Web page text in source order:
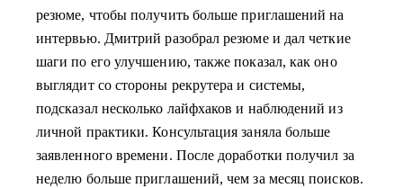
резюме, чтобы получить больше приглашений на
интервью. Дмитрий разобрал резюме и дал четкие
шаги по его улучшению, также показал, как оно
выглядит со стороны рекрутера и системы,
подсказал несколько лайфхаков и наблюдений из
личной практики. Консультация заняла больше
заявленного времени. После доработки получил за
неделю больше приглашений, чем за месяц поисков.